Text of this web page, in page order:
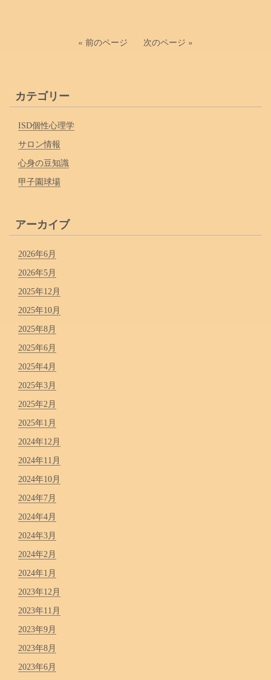
« 前のページ 次のページ »
カテゴリー
ISD個性心理学
サロン情報
心身の豆知識
甲子園球場
アーカイブ
2026年6月
2026年5月
2025年12月
2025年10月
2025年8月
2025年6月
2025年4月
2025年3月
2025年2月
2025年1月
2024年12月
2024年11月
2024年10月
2024年7月
2024年4月
2024年3月
2024年2月
2024年1月
2023年12月
2023年11月
2023年9月
2023年8月
2023年6月